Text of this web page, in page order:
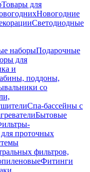
Товары для
Новогодние
Светодиодные
наборыПодарочные
для
и
поддоны,
со
Спа-бассейны с
Бытовые
проточных
фильтров,
Фитинги